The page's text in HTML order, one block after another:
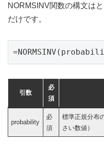
NORMSINV関数の構文は
だけです。
引数
必
須
probability
必
須
標準正規分布
さい数値）